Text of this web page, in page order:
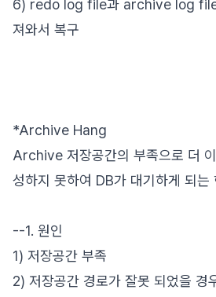
6) redo log file과 archive log file
져와서 복구
*Archive Hang
Archive 저장공간의 부족으로 더
성하지 못하여 DB가 대기하게 되는
--1. 원인
1) 저장공간 부족
2) 저장공간 경로가 잘못 되었을